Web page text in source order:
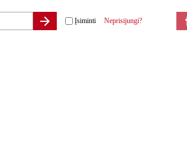
Įsiminti Neprisijungi?